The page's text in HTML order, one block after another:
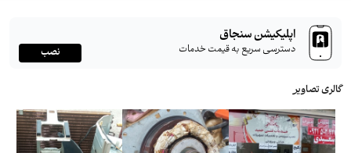
اپلیکیشن سنجاق
دسترسی سریع به قیمت خدمات نصب
گالری تصاویر